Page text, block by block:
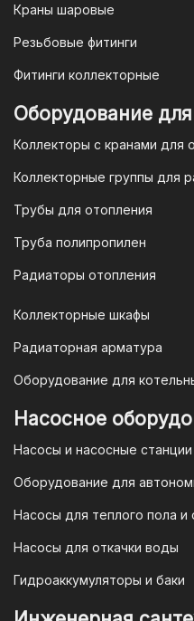
выставим вам
оплатить в
организаций и
связаться с
электронную
opt@mail.ru
Гарантия и
магазине "TIM-
быть уверены в
в рамках
Федерации и
отопительной
Краны шаровые
Резьбовые фитинги
Фитинги коллекторные
Оборудование
Коллекторы с кранами для
Коллекторные группы для
Трубы для отопления
Труба полипропилен
Радиаторы отопления
Коллекторные шкафы
Радиаторная арматура
Оборудование для
Насосное
Насосы и насосные станции
Оборудование для
Насосы для теплого пола и
Насосы для откачки воды
Гидроаккумуляторы и баки